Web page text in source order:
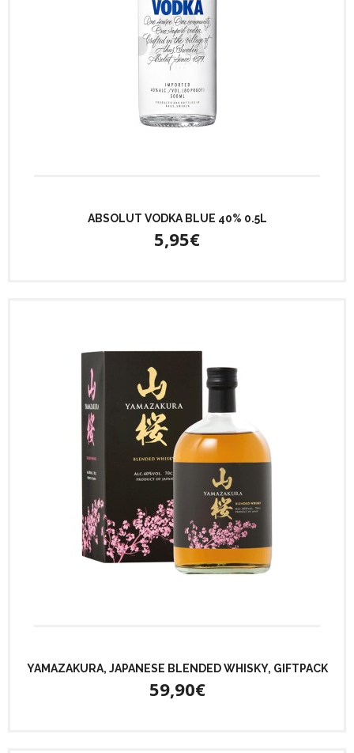
ABSOLUT VODKA BLUE 40% 0.5L
5,95€
YAMAZAKURA, JAPANESE BLENDED WHISKY, GIFTPACK
59,90€